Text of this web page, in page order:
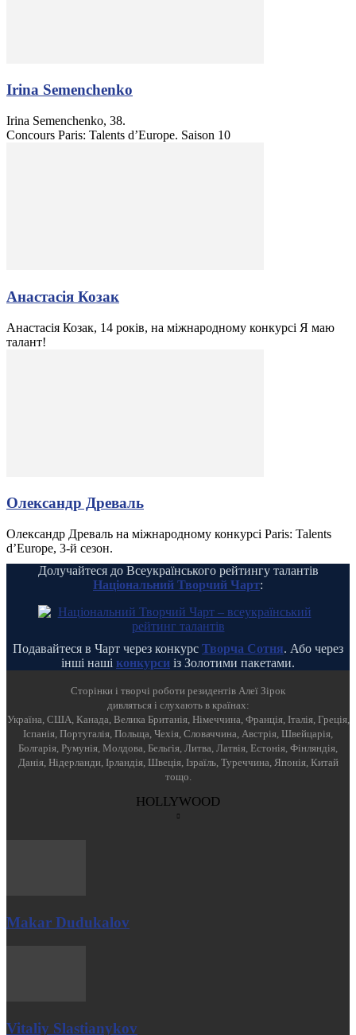
Irina Semenchenko
Irina Semenchenko, 38.
Concours Paris: Talents d’Europe. Saison 10
Анастасія Козак
Анастасія Козак, 14 років, на міжнародному конкурсі Я маю
талант!
Олександр Древаль
Олександр Древаль на міжнародному конкурсі Paris: Talents
d’Europe, 3-й сезон.
Долучайтеся до Всеукраїнського рейтингу талантів
Національний Творчий Чарт:
Подавайтеся в Чарт через конкурс Творча Сотня. Або через
інші наші конкурси із Золотими пакетами.
Cторінки і творчі роботи резидентів Алеї Зірок
дивляться і слухають в країнах:
Україна, США, Канада, Велика Британія, Німеччина, Франція, Італія, Греція,
Іспанія, Португалія, Польща, Чехія, Словаччина, Австрія, Швейцарія,
Болгарія, Румунія, Молдова, Бельгія, Литва, Латвія, Естонія, Фінляндія,
Данія, Нідерланди, Ірландія, Швеція, Ізраїль, Туреччина, Японія, Китай
тощо.
HOLLYWOOD
Makar Dudukalov
Vitaliy Slastianykov